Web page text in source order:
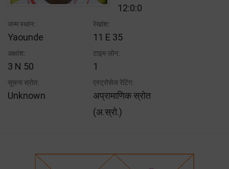
12:0:0
जन्म स्थान:
Yaounde
रेखांश:
11 E 35
अक्षांश:
3 N 50
टाइम ज़ोन:
1
सूचना स्रोत:
Unknown
एस्ट्रोसेज रेटिंग:
अप्रामाणिक स्रोत
(अ.स्रो.)